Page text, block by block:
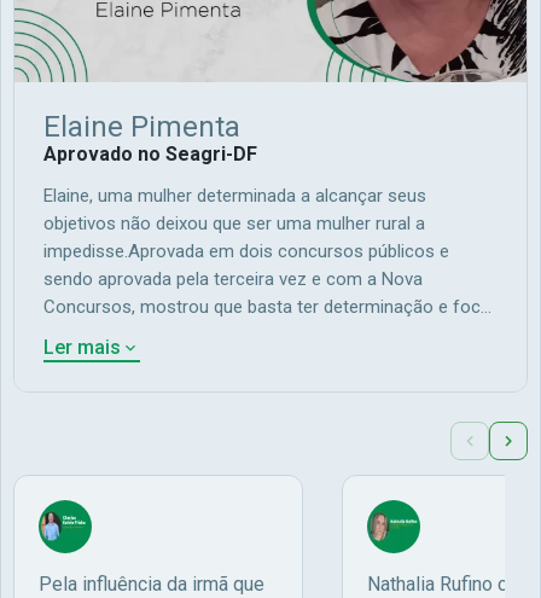
Elaine Pimenta
Aprovado no Seagri-DF
Elaine, uma mulher determinada a alcançar seus
objetivos não deixou que ser uma mulher rural a
impedisse.Aprovada em dois concursos públicos e
sendo aprovada pela terceira vez e com a Nova
Concursos, mostrou que basta ter determinação e foco
nos seus objetivos para alcançá-los.Ela nos conta
melhor na entrevista, sobre a sua vida e quais foram
seus maiores obstáculos para alcançar a tão sonhada
aprovação em primeiro lugar no concurso do Seagri -
concurso do SEAGRI-DF
Ler mais
Pela influência da irmã que Nathalia Rufino